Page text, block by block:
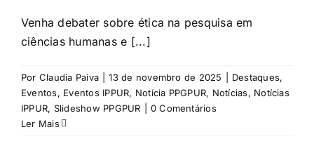
Venha debater sobre ética na pesquisa em
ciências humanas e [...]
Por Claudia Paiva 13 de novembro de 2025 Destaques,
Eventos, Eventos IPPUR, Notícia PPGPUR, Notícias, Notícias
IPPUR, Slideshow PPGPUR
0 Comentários
Ler Mais